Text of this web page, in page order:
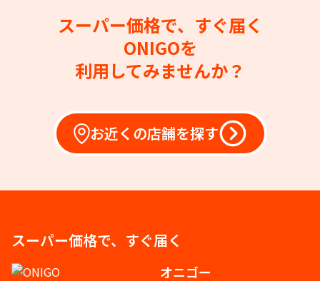
スーパー価格で、すぐ届く
ONIGOを
利用してみませんか？
お近くの店舗を探す
スーパー価格で、すぐ届く
オニゴー